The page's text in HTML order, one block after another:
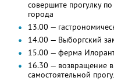
совершите прогулку
города
13.00 —
14.00 — Выборгский
15.00 — ферма
16.30 — возвращение
самостоятельной